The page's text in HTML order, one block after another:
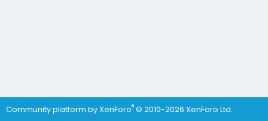
Community platform by XenForo® © 2010-2026 XenForo Ltd.